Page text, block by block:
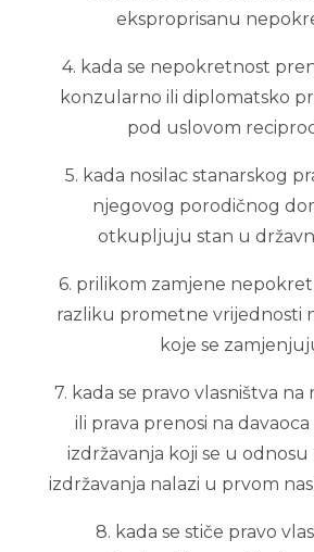
eksproprisanu
4. kada se nepokretnost
konzularno ili diplomatsko
pod uslovom
5. kada nosilac stanarskog
njegovog porodičnog
otkupljuju stan u
6. prilikom zamjene
razliku prometne vrijednosti
koje se
7. kada se pravo vlasništva
ili prava prenosi na
izdržavanja koji se u odnosu
izdržavanja nalazi u prvom
8. kada se stiče pravo